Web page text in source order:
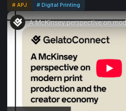
常に嬉しく思います」と語ったのは
ティサクセスマネージャーAmy Yu氏
また、eProductivity Software、
Automatic, Inc.、PRINT2FINISHがパ
2025年にはタイでの開催計画が進行
# APJ # Digital Printing